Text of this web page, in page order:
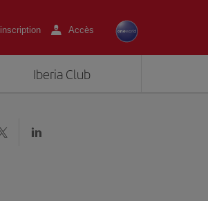
inscription Accès
Iberia Club